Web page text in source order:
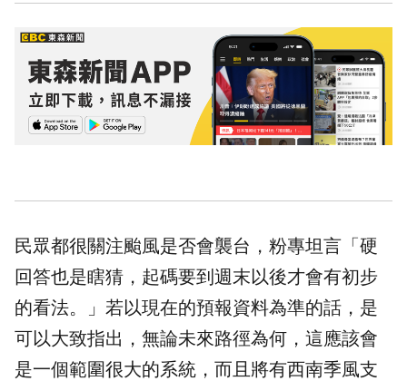
民眾都很關注颱風是否會襲台，粉專坦言「硬
回答也是瞎猜，起碼要到週末以後才會有初步
的看法。」若以現在的預報資料為準的話，是
可以大致指出，無論未來路徑為何，這應該會
是一個範圍很大的系統，而且將有西南季風支